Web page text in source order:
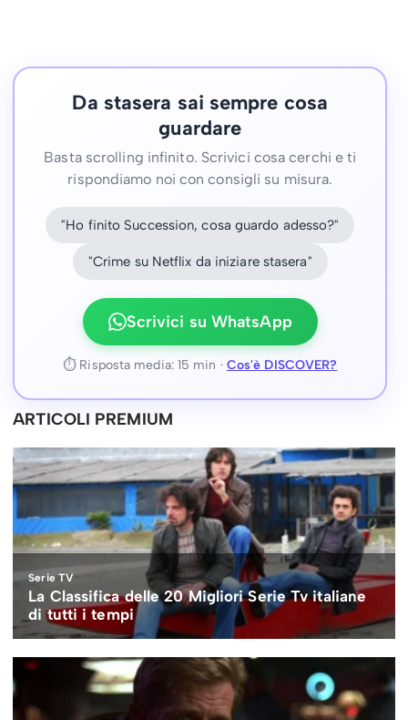
Da stasera sai sempre cosa
guardare
Basta scrolling infinito. Scrivici cosa cerchi e ti
rispondiamo noi con consigli su misura.
"Ho finito Succession, cosa guardo adesso?"
"Crime su Netflix da iniziare stasera"
Scrivici su WhatsApp
⏱ Risposta media: 15 min · Cos'è DISCOVER?
ARTICOLI PREMIUM